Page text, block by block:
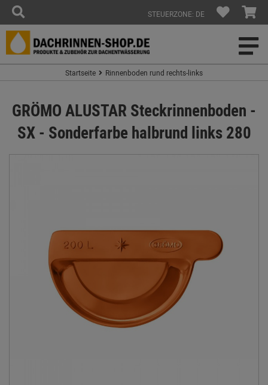
STEUERZONE: DE
Startseite Rinnenboden rund rechts-links
GRÖMO ALUSTAR Steckrinnenboden -
SX - Sonderfarbe halbrund links 280